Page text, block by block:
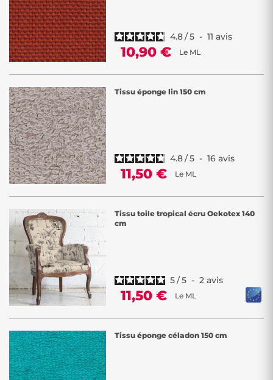
4.8/5 - 11 avis
10,90 € Le ML
Tissu éponge lin 150 cm
4.8/5 - 16 avis
11,50 € Le ML
Tissu toile tropical écru Oekotex 140
cm
5/5 - 2 avis
11,50 € Le ML
Tissu éponge céladon 150 cm